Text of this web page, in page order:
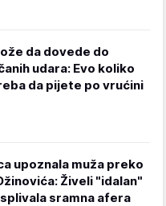
da dovede do
udara: Evo koliko
da pijete po vrućini
upoznala muža preko
Živeli "idalan"
sramna afera